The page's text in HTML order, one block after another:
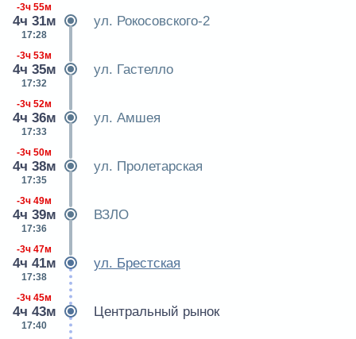
-3ч 55м
4ч 31м
17:28
ул. Рокосовского-2
-3ч 53м
4ч 35м
17:32
ул. Гастелло
-3ч 52м
4ч 36м
17:33
ул. Амшея
-3ч 50м
4ч 38м
17:35
ул. Пролетарская
-3ч 49м
4ч 39м
17:36
ВЗЛО
-3ч 47м
4ч 41м
17:38
ул. Брестская
-3ч 45м
4ч 43м
17:40
Центральный рынок